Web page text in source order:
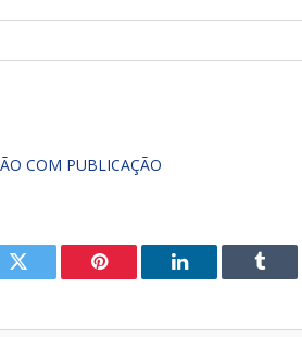
COM PUBLICAÇÃO
Twitter Pinterest LinkedIn